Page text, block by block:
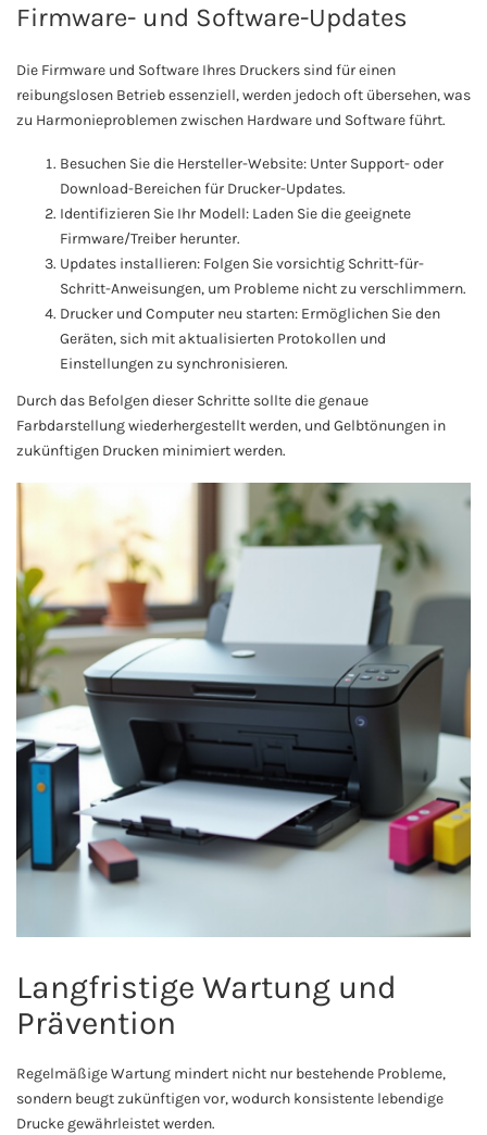
Firmware- und Software-Updates
Die Firmware und Software Ihres Druckers sind für einen
reibungslosen Betrieb essenziell, werden jedoch oft übersehen, was
zu Harmonieproblemen zwischen Hardware und Software führt.
Besuchen Sie die Hersteller-Website: Unter Support- oder
Download-Bereichen für Drucker-Updates.
Identifizieren Sie Ihr Modell: Laden Sie die geeignete
Firmware/Treiber herunter.
Updates installieren: Folgen Sie vorsichtig Schritt-für-
Schritt-Anweisungen, um Probleme nicht zu verschlimmern.
Drucker und Computer neu starten: Ermöglichen Sie den
Geräten, sich mit aktualisierten Protokollen und
Einstellungen zu synchronisieren.
Durch das Befolgen dieser Schritte sollte die genaue
Farbdarstellung wiederhergestellt werden, und Gelbtönungen in
zukünftigen Drucken minimiert werden.
Langfristige Wartung und
Prävention
Regelmäßige Wartung mindert nicht nur bestehende Probleme,
sondern beugt zukünftigen vor, wodurch konsistente lebendige
Drucke gewährleistet werden.